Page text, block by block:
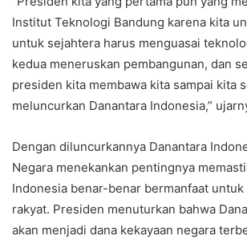
Institut Teknologi Bandung karena kita
untuk sejahtera harus menguasai
kedua meneruskan pembangunan, dan
presiden kita membawa kita sampai kita
meluncurkan Danantara Indonesia,”
Dengan diluncurkannya Danantara
Negara menekankan pentingnya
Indonesia benar-benar bermanfaat
rakyat. Presiden menuturkan bahwa
akan menjadi dana kekayaan negara